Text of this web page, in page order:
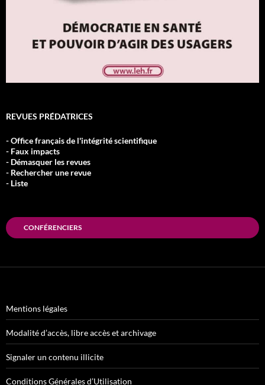
REVUES PRÉDATRICES
- Office français de l'intégrité scientifique
- Faux impacts
- Démasquer les revues
- Rechercher une revue
- Liste
CONFÉRENCIERS
Mentions légales
Modalité d’accès, libre accès et archivage
Signaler un contenu illicite
Conditions Générales d’Utilisation